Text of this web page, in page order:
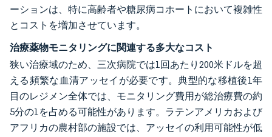
ーションは、特に高齢者や糖尿病コホートにおいて複雑性
とコストを増加させています。
治療薬物モニタリングに関連する多大なコスト
狭い治療域のため、三次病院では1回あたり200米ドルを超
える頻繁な血清アッセイが必要です。典型的な移植後1年
目のレジメン全体では、モニタリング費用が総治療費の約
5分の1を占める可能性があります。ラテンアメリカおよび
アフリカの農村部の施設では、アッセイの利用可能性が低